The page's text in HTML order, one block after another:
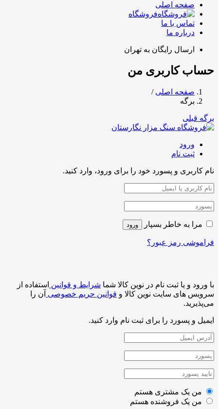
صفحه اصلی
فروشگاه
تماس با ما
درباره ما
ارسال رایگان به تهران
حساب کاربری من
صفحه اصلی /
برگه
برگه قبلی
ورود
ثبت نام
نام کاربری و پسورد خود را برای ورود، وارد کنید.
مرا به خاطر بسپار ورود
فراموشی رمز عبور؟
با ورود و یا ثبت نام در نوین کالا شما شرایط و قوانین استفاده از
سرویس های سایت نوین کالا و قوانین حریم خصوصی آن را
می‌پذیرید.
ایمیل و پسورد را برای ثبت نام وارد کنید.
من یک مشتری هستم
من یک فروشنده هستم